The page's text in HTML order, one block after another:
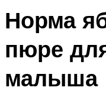
Норма
пюре
малыша